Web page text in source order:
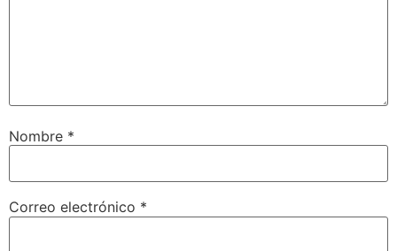
Nombre *
Correo electrónico *